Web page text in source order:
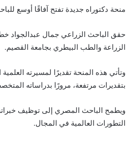
منحة دكتوراه جديدة تفتح آفاقًا أوسع
حقق الباحث الزراعي جمال عبدالجواد
الزراعة والطب البيطري بجامعة القصيم.
وتأتي هذه المنحة تقديرًا لمسيرته
بتقديرات مرتفعة، مرورًا بدراساته
ويطمح الباحث المصري إلى توظيف خبراته
التطورات العالمية في المجال.